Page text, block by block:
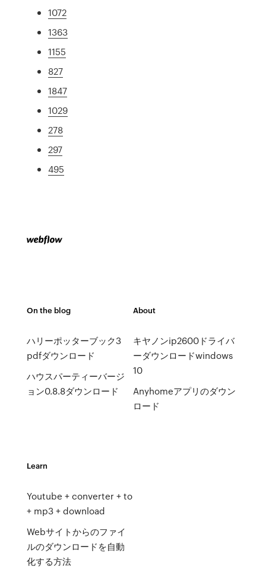
1072
1363
1155
827
1847
1029
278
297
495
On the blog
ハリーポッターブック3
pdfダウンロード
ハウスパーティーバージ
ョン0.8.8ダウンロード
About
キヤノンip2600ドライバ
ーダウンロードwindows
10
Anyhomeアプリのダウン
ロード
Learn
Youtube + converter + to
+ mp3 + download
Webサイトからのファイ
ルのダウンロードを自動
化する方法